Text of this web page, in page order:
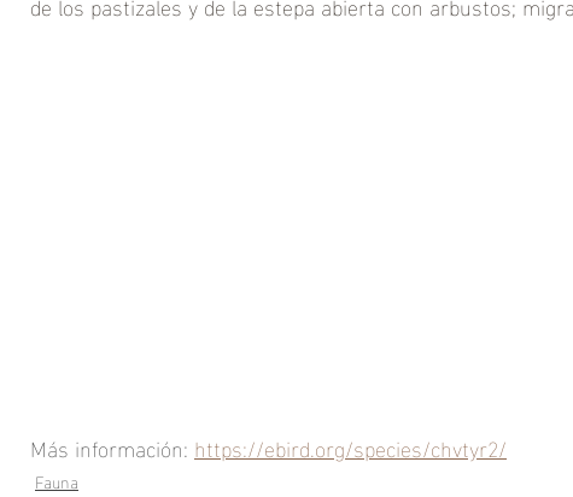
Más información: https://ebird.org/species/chvtyr2/
Fauna